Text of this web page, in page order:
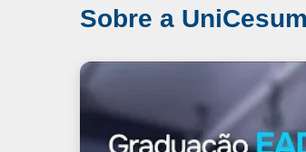
Sobre a